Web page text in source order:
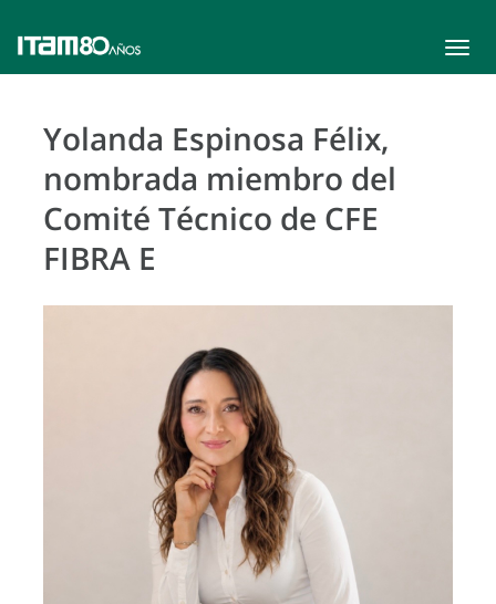
Toggle
Yolanda Espinosa Félix,
nombrada miembro del
Comité Técnico de CFE
FIBRA E